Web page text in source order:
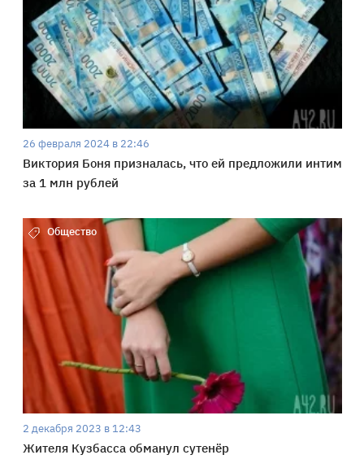
26 февраля 2024 в 22:46
Виктория Боня призналась, что ей предложили интим
за 1 млн рублей
Общество
2 декабря 2023 в 12:43
Жителя Кузбасса обманул сутенёр